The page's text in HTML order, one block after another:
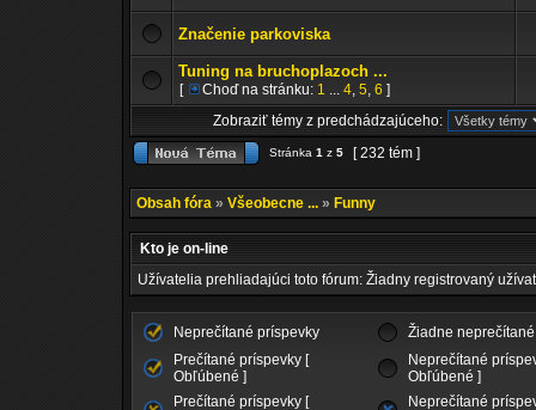
Značenie parkoviska
Tuning na bruchoplazoch ...
[ Choď na stránku: 1 ... 4, 5, 6 ]
Zobraziť témy z predchádzajúceho:
Stránka 1 z 5 [ 232 tém ]
Obsah fóra » Všeobecne ... » Funny
Kto je on-line
Užívatelia prehliadajúci toto fórum: Žiadny registrovaný
Neprečítané príspevky
Žiadne
Prečítané príspevky [
Obľúbené ]
Neprečítané
Obľúbené ]
Prečítané príspevky [
Neprečítané